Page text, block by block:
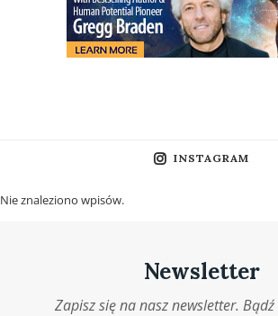
INSTAGRAM
Nie znaleziono wpisów.
Newsletter
Zapisz się na nasz newsletter.